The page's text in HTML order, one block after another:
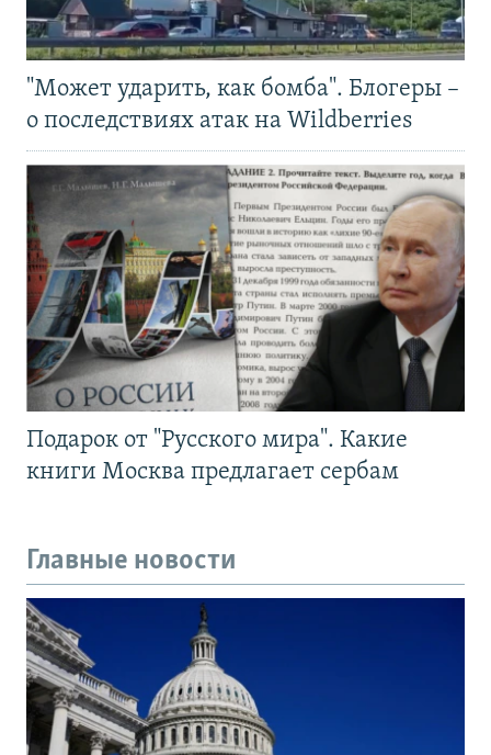
"Может ударить, как бомба". Блогеры –
о последствиях атак на Wildberries
Подарок от "Русского мира". Какие
книги Москва предлагает сербам
Главные новости